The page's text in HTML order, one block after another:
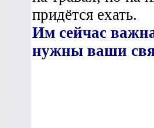
придётся ехать.
Им сейчас
нужны ваши